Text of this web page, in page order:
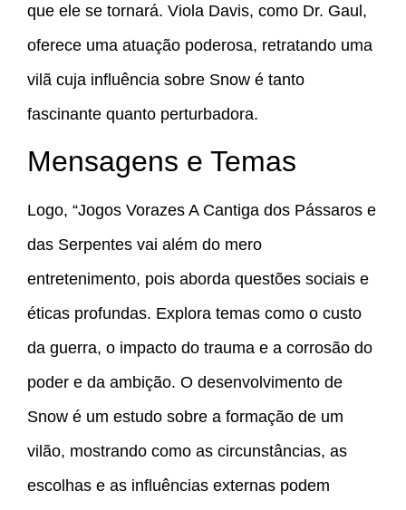
que ele se tornará. Viola Davis, como Dr. Gaul,
oferece uma atuação poderosa, retratando uma
vilã cuja influência sobre Snow é tanto
fascinante quanto perturbadora.
Mensagens e Temas
Logo, “Jogos Vorazes A Cantiga dos Pássaros e
das Serpentes vai além do mero
entretenimento, pois aborda questões sociais e
éticas profundas. Explora temas como o custo
da guerra, o impacto do trauma e a corrosão do
poder e da ambição. O desenvolvimento de
Snow é um estudo sobre a formação de um
vilão, mostrando como as circunstâncias, as
escolhas e as influências externas podem